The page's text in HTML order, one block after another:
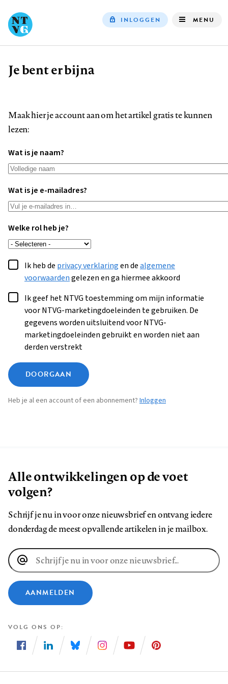
INLOGGEN MENU
Kruimelpad
Je bent er bijna
Maak hier je account aan om het artikel gratis te kunnen
lezen:
Wat is je naam?
Wat is je e-mailadres?
Welke rol heb je?
Ik heb de privacy verklaringen dealgemene
voorwaardengelezen en ga hiermee akkoord
Ik geef het NTVG toestemming om mijn informatie
voor NTVG-marketingdoeleinden te gebruiken. De
gegevens worden uitsluitend voor NTVG-
marketingdoeleinden gebruikt en worden niet aan
derden verstrekt
DOORGAAN
Heb je al een account of een abonnement? Inloggen
Alle ontwikkelingen op de voet
volgen?
Schrijf je nu in voor onze nieuwsbrief en ontvang iedere
donderdag de meest opvallende artikelen in je mailbox.
E-
mailadres
AANMELDEN
VOLG ONS OP
ons
ons
ons
ons
ons
ons